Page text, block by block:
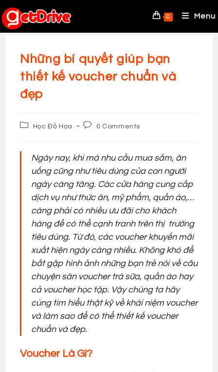
to
content
0 Menu
Những bí quyết giúp bạn
thiết kế voucher chuẩn và
đẹp
PostHọc Đồ Họa
Post0 Comments
Ngày nay, khi mà nhu cầu mua sắm, ăn
uống cũng như tiêu dùng của con người
ngày càng tăng. Các cửa hàng cung cấp
dịch vụ như thức ăn, mỹ phẩm, quần áo,…
càng phải có nhiều ưu đãi cho khách
hàng để có thể cạnh tranh trên thị trường
tiêu dùng. Từ đó, các voucher khuyến mãi
xuất hiện ngày càng nhiều. Không khó để
bắt gặp hình ảnh những bạn trẻ nói về câu
chuyện săn voucher trà sữa, quần áo hay
cả voucher học tập. Vậy chúng ta hãy
cùng tìm hiểu thật kỹ về khái niệm voucher
và làm sao để có thể thiết kế voucher
chuẩn và đẹp.
Voucher Là Gì?